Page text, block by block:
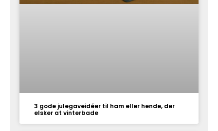
3 gode julegaveidéer til ham eller hende, der
elsker at vinterbade